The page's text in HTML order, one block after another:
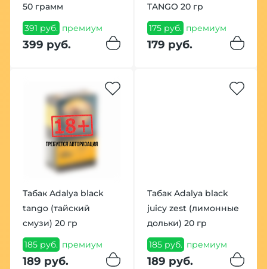
50 грамм
391 руб. премиум
399 руб.
TANGO 20 гр
175 руб. премиум
179 руб.
Табак Adalya black
tango (тайский
смузи) 20 гр
185 руб. премиум
189 руб.
Табак Adalya black
juicy zest (лимонные
дольки) 20 гр
185 руб. премиум
189 руб.